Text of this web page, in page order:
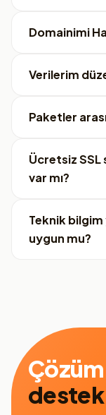
Domainimi
Verilerim
Paketler
Ücretsiz
var mı?
Teknik bilgim
uygun mu?
destek